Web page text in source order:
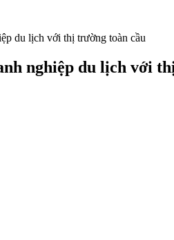
du lịch với thị trường toàn cầu
nghiệp du lịch với